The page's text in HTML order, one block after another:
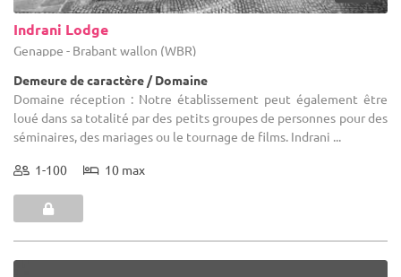
Indrani Lodge
Genappe - Brabant wallon (WBR)
Demeure de caractère / Domaine
Domaine réception : Notre établissement peut également être
loué dans sa totalité par des petits groupes de personnes pour des
séminaires, des mariages ou le tournage de films. Indrani ...
1-100 10 max